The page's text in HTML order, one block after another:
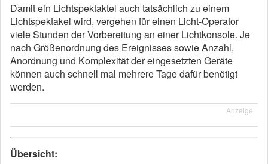
Damit ein Lichtspektaktel auch tatsächlich zu einem
Lichtspektakel wird, vergehen für einen Licht-Operator
viele Stunden der Vorbereitung an einer Lichtkonsole. Je
nach Größenordnung des Ereignisses sowie Anzahl,
Anordnung und Komplexität der eingesetzten Geräte
können auch schnell mal mehrere Tage dafür benötigt
werden.
Anzeige
Übersicht: